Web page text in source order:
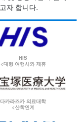
자 합니다.
HIS
<대형 여행사와 제휴
다카라즈카 의료대학
<산학연계